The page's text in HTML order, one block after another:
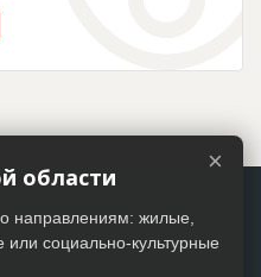
×
области
направлениям: жилые,
социально-культурные